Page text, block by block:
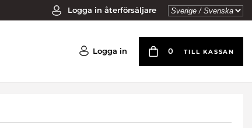
Logga in återförsäljare
Logga in 0 TILL KASSAN